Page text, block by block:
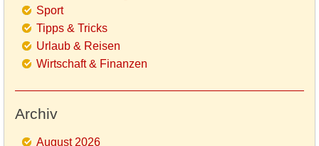
Sport
Tipps & Tricks
Urlaub & Reisen
Wirtschaft & Finanzen
Archiv
August 2026